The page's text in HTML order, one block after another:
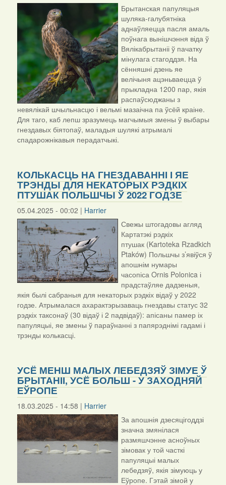
Брытанская папуляцыя
шуляка-галубятніка
аднаўляецца пасля амаль
поўнага вынішчэння віда ў
Вялікабрытаніі ў пачатку
мінулага стагоддзя. На
сённяшні дзень яе
велічыня ацэньваецца ў
прыкладна 1200 пар, якія
распаўсюджаны з
невялікай шчыльнасцю і вельмі мазаічна па ўсёй краіне.
Для таго, каб лепш зразумець магчымыя змены ў выбары
гнездавых біятопаў, маладыя шулякі атрымалі
спадарожнікавыя перадатчыкі.
КОЛЬКАСЦЬ НА ГНЕЗДАВАННІ І ЯЕ
ТРЭНДЫ ДЛЯ НЕКАТОРЫХ РЭДКІХ
ПТУШАК ПОЛЬШЧЫ Ў 2022 ГОДЗЕ
05.04.2025 - 00:02 | Harrier
Свежы штогадовы агляд
Картатэкі рэдкіх
птушак (Kartoteka Rzadkich
Ptaków) Польшчы з’явіўся ў
апошнім нумары
часопіса Ornis Polonica і
прадстаўляе дадзеныя,
якія былі сабраныя для некаторых рэдкіх відаў у 2022
годзе. Атрымалася ахарактэрызаваць гнездавы статус 32
рэдкіх таксонаў (30 відаў і 2 падвідаў): апісаны памер іх
папуляцыі, яе змены ў параўнанні з папярэднімі гадамі і
трэнды колькасці.
УСЁ МЕНШ МАЛЫХ ЛЕБЕДЗЯЎ ЗІМУЕ Ў
БРЫТАНІІ, УСЁ БОЛЬШ - У ЗАХОДНЯЙ
ЕЎРОПЕ
18.03.2025 - 14:58 | Harrier
За апошнія дзесяцігоддзі
значна змянілася
размяшчэнне асноўных
зімовак у той часткі
папуляцыі малых
лебедзяў, якія зімуюць у
Еўропе. Гэтай зімой у